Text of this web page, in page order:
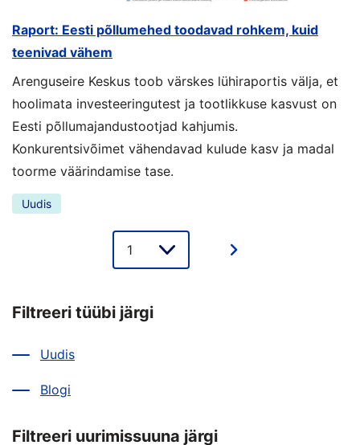
Raport: Eesti põllumehed toodavad rohkem, kuid
teenivad vähem
Arenguseire Keskus toob värskes lühiraportis välja, et
hoolimata investeeringutest ja tootlikkuse kasvust on
Eesti põllumajandustootjad kahjumis.
Konkurentsivõimet vähendavad kulude kasv ja madal
toorme väärindamise tase.
Uudis
valik
Filtreeri tüübi järgi
Uudis
Blogi
Filtreeri uurimissuuna järgi